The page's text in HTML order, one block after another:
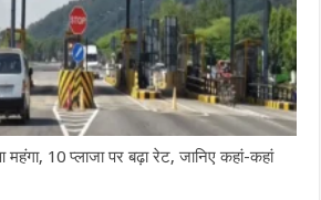
10 प्लाजा पर बढ़ा रेट, जानिए कहां-कहां